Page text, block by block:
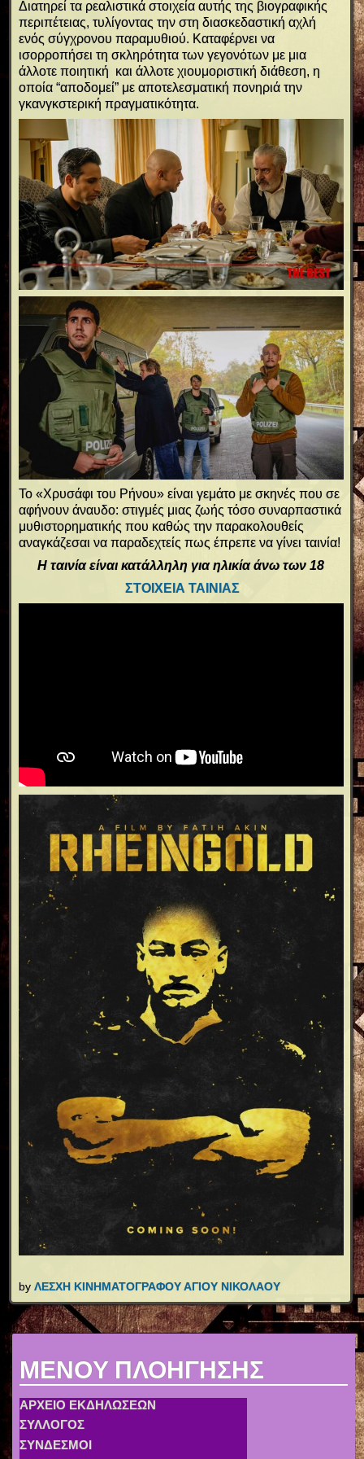
Διατηρεί τα ρεαλιστικά στοιχεία αυτής της βιογραφικής
περιπέτειας, τυλίγοντας την στη διασκεδαστική αχλή
ενός σύγχρονου παραμυθιού. Καταφέρνει να
ισορροπήσει τη σκληρότητα των γεγονότων με μια
άλλοτε ποιητική και άλλοτε χιουμοριστική διάθεση, η
οποία “αποδομεί” με αποτελεσματική πονηριά την
γκανγκστερική πραγματικότητα.
Το «Χρυσάφι του Ρήνου» είναι γεμάτο με σκηνές που σε
αφήνουν άναυδο: στιγμές μιας ζωής τόσο συναρπαστικά
μυθιστορηματικής που καθώς την παρακολουθείς
αναγκάζεσαι να παραδεχτείς πως έπρεπε να γίνει ταινία!
Η ταινία είναι κατάλληλη για ηλικία άνω των 18
ΣΤΟΙΧΕΙΑ ΤΑΙΝΙΑΣ
by ΛΕΣΧΗ ΚΙΝΗΜΑΤΟΓΡΑΦΟΥ ΑΓΙΟΥ ΝΙΚΟΛΑΟΥ
MENOY ΠΛΟΗΓΗΣΗΣ